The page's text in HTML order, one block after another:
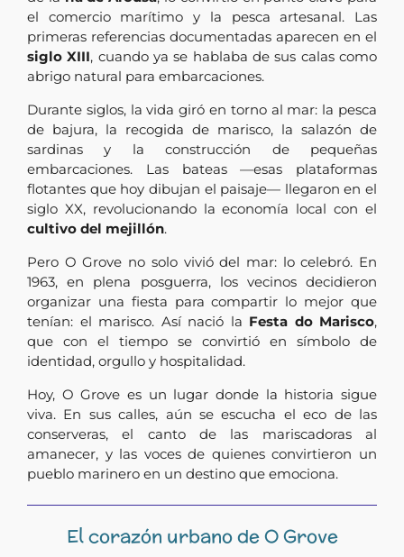
el comercio marítimo y la pesca artesanal. Las
primeras referencias documentadas aparecen en el
siglo XIII, cuando ya se hablaba de sus calas como
abrigo natural para embarcaciones.
Durante siglos, la vida giró en torno al mar: la pesca
de bajura, la recogida de marisco, la salazón de
sardinas y la construcción de pequeñas
embarcaciones. Las bateas —esas plataformas
flotantes que hoy dibujan el paisaje— llegaron en el
siglo XX, revolucionando la economía local con el
cultivo del mejillón.
Pero O Grove no solo vivió del mar: lo celebró. En
1963, en plena posguerra, los vecinos decidieron
organizar una fiesta para compartir lo mejor que
tenían: el marisco. Así nació la Festa do Marisco,
que con el tiempo se convirtió en símbolo de
identidad, orgullo y hospitalidad.
Hoy, O Grove es un lugar donde la historia sigue
viva. En sus calles, aún se escucha el eco de las
conserveras, el canto de las mariscadoras al
amanecer, y las voces de quienes convirtieron un
pueblo marinero en un destino que emociona.
El corazón urbano de O Grove